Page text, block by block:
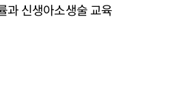
과 신생아소생술 교육